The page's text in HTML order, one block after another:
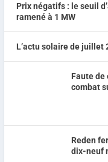
Prix négatifs : le seuil
ramené à 1 MW
L’actu solaire de juillet
Faute
combat
Reden
dix-neuf